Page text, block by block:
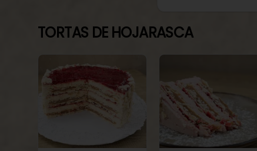
TORTAS DE HOJARASCA